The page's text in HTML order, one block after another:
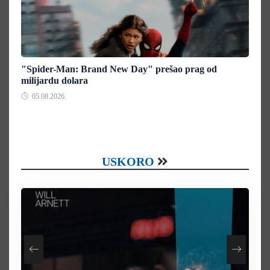
"Spider-Man: Brand New Day" prešao prag od
milijardu dolara
05.08.2026.
USKORO